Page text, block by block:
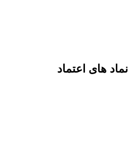
نماد های اعتماد